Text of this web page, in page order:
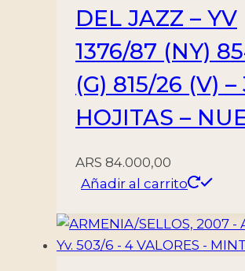
DEL JAZZ – YV
1376/87 (NY)
(G) 815/26 (V) –
HOJITAS –
ARS 84.000,00
Añadir al carrito